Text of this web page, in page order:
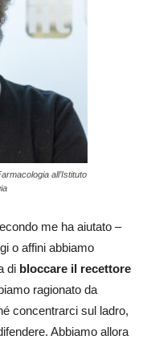
all’Istituto
me ha aiutato –
o affini abbiamo
di bloccare il recettore
ragionato da
concentrarci sul ladro,
Abbiamo allora